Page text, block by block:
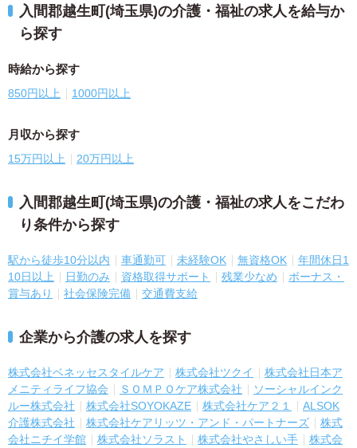
入間郡越生町(埼玉県)の介護・福祉の求人を給与か
ら探す
時給から探す
850円以上 1000円以上
月収から探す
15万円以上 20万円以上
入間郡越生町(埼玉県)の介護・福祉の求人をこだわ
り条件から探す
駅から徒歩10分以内 車通勤可 未経験OK 無資格OK
年間休日1
10日以上
日勤のみ 資格取得サポート 残業少なめ
ボーナス・
賞与あり
社会保険完備 交通費支給
企業から介護の求人を探す
株式会社ベネッセスタイルケア 株式会社ツクイ
株式会社日本ア
メニティライフ協会
ＳＯＭＰＯケア株式会社
ソーシャルインク
ルー株式会社
株式会社SOYOKAZE 株式会社ケア２１
ALSOK
介護株式会社
株式会社ケアリッツ・アンド・パートナーズ
株式
会社ニチイ学館
株式会社ソラスト 株式会社やさしい手
株式会